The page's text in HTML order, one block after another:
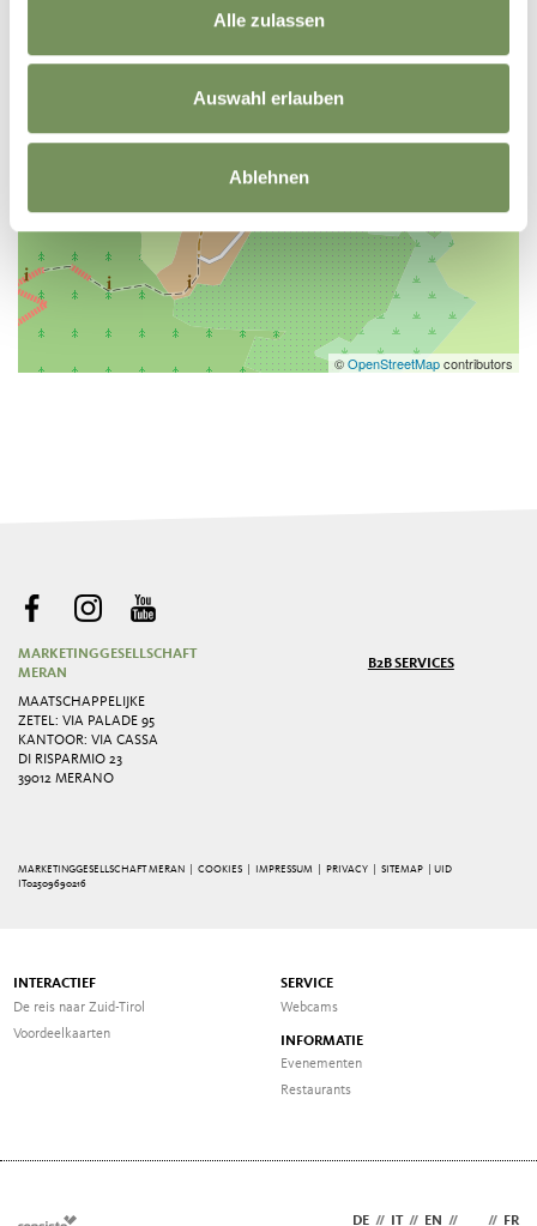
Alle zulassen
Auswahl erlauben
Ablehnen
©OpenStreetMapcontributors
MARKETINGGESELLSCHAFT
MERAN
MAATSCHAPPELIJKE
ZETEL: VIA PALADE 95
KANTOOR: VIA CASSA
DI RISPARMIO 23
39012 MERANO
B2B SERVICES
MARKETINGGESELLSCHAFT MERAN | COOKIES IMPRESSUM PRIVACY |SITEMAP
| UID
IT02509690216
INTERACTIEF
De reis naar Zuid-Tirol
Voordeelkaarten
SERVICE
Webcams
INFORMATIE
Evenementen
Restaurants
DE // // EN // // FR